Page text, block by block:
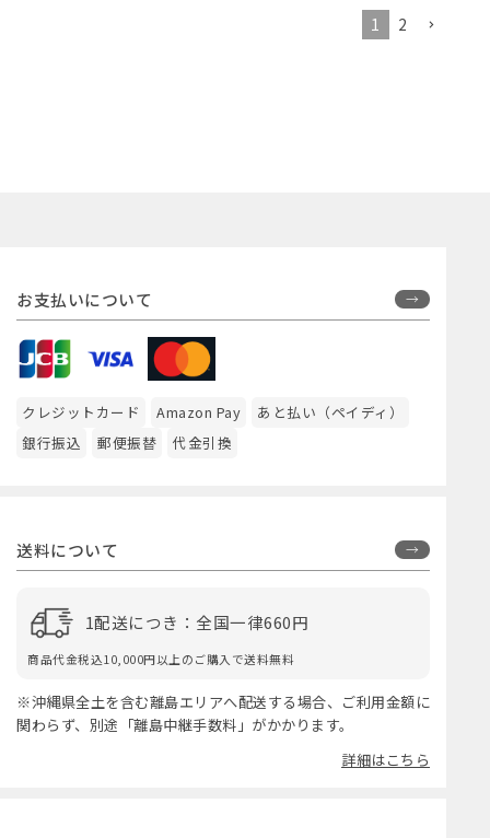
1 2
お支払いについて
クレジットカード Amazon Pay
あと払い（ペイディ）
銀行振込
郵便振替 代金引換
送料について
1配送につき：全国一律660円
商品代金税込10,000円以上のご購入で送料無料
※沖縄県全土を含む離島エリアへ配送する場合、ご利用金額に
関わらず、別途「離島中継手数料」がかかります。
詳細はこちら